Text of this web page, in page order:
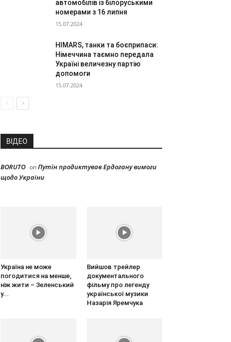
автомобілів із білоруськими
номерами з 16 липня
15.07.2024
HIMARS, танки та боєприпаси:
Німеччина таємно передала
Україні величезну партію
допомоги
15.07.2024
ВІДЕО
BORUTO onПутін продиктував Ердогану вимоги
щодо України
Україна не може
погодитися на менше,
ніж жити – Зеленський
у...
Вийшов трейлер
документального
фільму про легенду
української музики
Назарія Яремчука